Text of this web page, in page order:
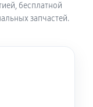
UX325EA-
бесплатной
запчастей.